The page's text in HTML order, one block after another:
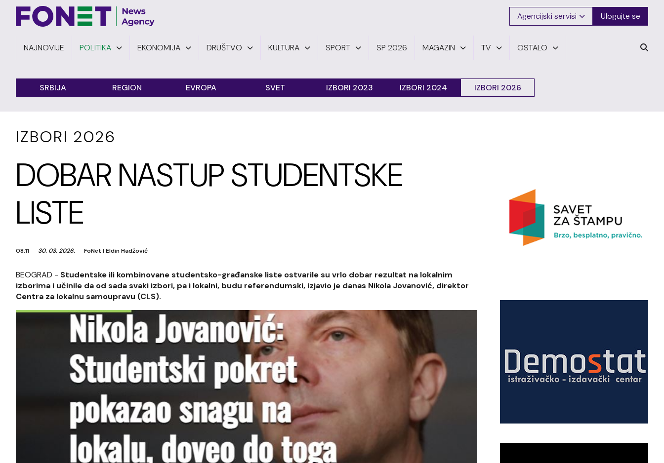
Agencijski servisi Ulogujte se
NAJNOVIJE POLITIKA EKONOMIJA DRUŠTVO KULTURA SPORT SP 2026 MAGAZIN TV OSTALO
SRBIJA REGION EVROPA SVET IZBORI 2023 IZBORI 2024 IZBORI 2026
IZBORI 2026
DOBAR NASTUP STUDENTSKE
LISTE
08:11 30. 03. 2026. FoNet |Eldin Hadžović
BEOGRAD - Studentske ili kombinovane studentsko-građanske liste ostvarile su vrlo dobar rezultat na lokalnim
izborima i učinile da od sada svaki izbori, pa i lokalni, budu referendumski, izjavio je danas Nikola Jovanović, direktor
Centra za lokalnu samoupravu (CLS).